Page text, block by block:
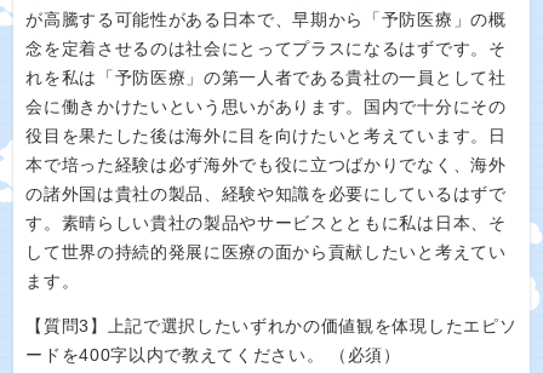
が高騰する可能性がある日本で、早期から「予防医療」の概
念を定着させるのは社会にとってプラスになるはずです。そ
れを私は「予防医療」の第一人者である貴社の一員として社
会に働きかけたいという思いがあります。国内で十分にその
役目を果たした後は海外に目を向けたいと考えています。日
本で培った経験は必ず海外でも役に立つばかりでなく、海外
の諸外国は貴社の製品、経験や知識を必要にしているはずで
す。素晴らしい貴社の製品やサービスとともに私は日本、そ
して世界の持続的発展に医療の面から貢献したいと考えてい
ます。
【質問3】上記で選択したいずれかの価値観を体現したエピソ
ードを400字以内で教えてください。 （必須）